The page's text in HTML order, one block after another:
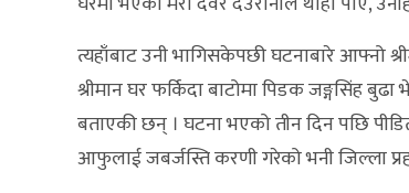
त्यहाँबाट उनी भागिसकेपछी घटनाबारे आफ्नो
श्रीमान घर फर्किदा बाटोमा पिडक जङ्गसिंह
बताएकी छन् । घटना भएको तीन दिन पछि
आफुलाई जबर्जस्ति करणी गरेको भनी जिल्ला